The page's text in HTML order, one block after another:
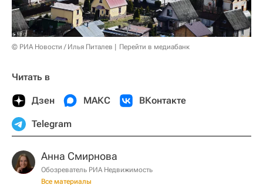
© РИА Новости / Илья Питалев Перейти в медиабанк
Читать в
Дзен МАКС ВКонтакте
Telegram
Анна Смирнова
Обозреватель РИА Недвижимость
Все материалы